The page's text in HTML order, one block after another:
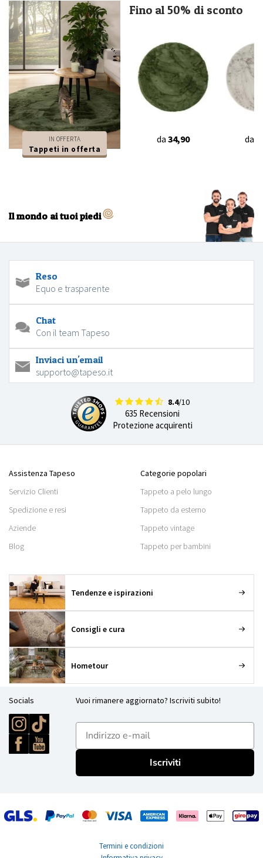
IN OFFERTA
Tappeti in offerta
Fino al 50% di sconto
da 34,90 da
Il mondo ai tuoi piedi
Reso
Equo e trasparente
Chat
Con il team Tapeso
Inviaci un'email
supporto@tapeso.it
8.4/10
635 Recensioni
Protezione acquirenti
Assistenza Tapeso
Servizio Clienti
Spedizione e resi
Aziende
Blog
Categorie popolari
Tappeto a pelo lungo
Tappeto da esterno
Tappeto vintage
Tappeto per bambini
Tendenze e ispirazioni
Consigli e cura
Hometour
Socials Vuoi rimanere aggiornato? Iscriviti subito!
E-mailadres
Iscriviti
Termini e condizioni